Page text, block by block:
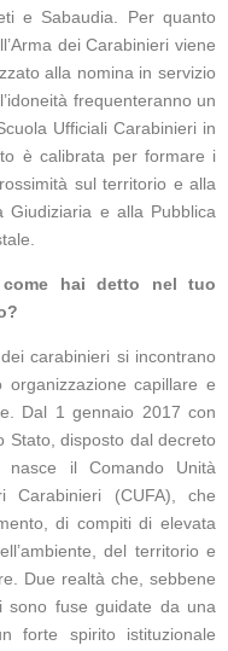
e Sabaudia. Per quanto
dei Carabinieri viene
alla nomina in servizio
frequenteranno un
Ufficiali Carabinieri in
è calibrata per formare i
sul territorio e alla
Giudiziaria e alla Pubblica
come hai detto nel tuo
carabinieri si incontrano
capillare e
Dal 1 gennaio 2017 con
Stato, disposto dal decreto
il Comando Unità
Carabinieri (CUFA), che
di compiti di elevata
del territorio e
Due realtà che, sebbene
sono fuse guidate da una
forte spirito istituzionale